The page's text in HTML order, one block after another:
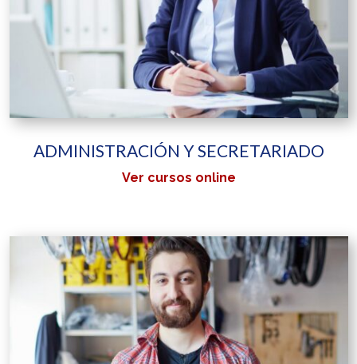
ADMINISTRACIÓN Y SECRETARIADO
Ver cursos online